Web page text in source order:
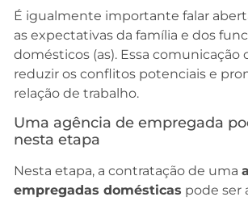
É igualmente importante falar
as expectativas da família e dos
domésticos (as). Essa comunicação
reduzir os conflitos potenciais e
relação de trabalho.
Uma agência de empregada
nesta etapa
Nesta etapa, a contratação de uma
empregadas domésticas pode ser